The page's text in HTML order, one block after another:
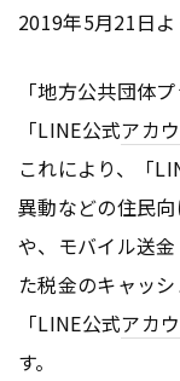
2019年5月21日よ
「地方公共団体
「LINE公式アカ
これにより、「
異動などの住民
や、モバイル送
た税金のキャッ
「LINE公式アカ
す。